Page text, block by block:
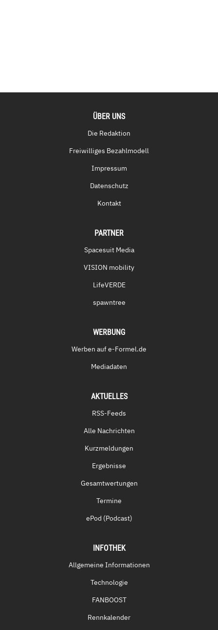
ÜBER UNS
Die Redaktion
Freiwilliges Bezahlmodell
Impressum
Datenschutz
Kontakt
PARTNER
Spacesuit Media
VISION mobility
LifeVERDE
spawntree
WERBUNG
Werben auf e-Formel.de
Mediadaten
AKTUELLES
RSS-Feeds
Alle Nachrichten
Kurzmeldungen
Ergebnisse
Gesamtwertungen
Termine
ePod (Podcast)
INFOTHEK
Allgemeine Informationen
Technologie
FANBOOST
Rennkalender